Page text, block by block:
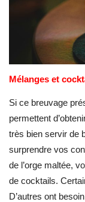
Mélanges et
Si ce breuvage
permettent
très bien servir de
surprendre vos
de l’orge maltée,
de cocktails.
D’autres ont